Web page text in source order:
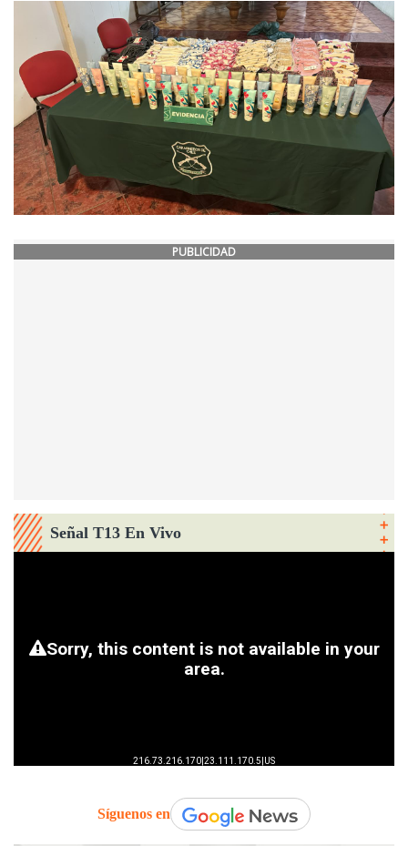
PUBLICIDAD
Señal T13 En Vivo
Síguenos en